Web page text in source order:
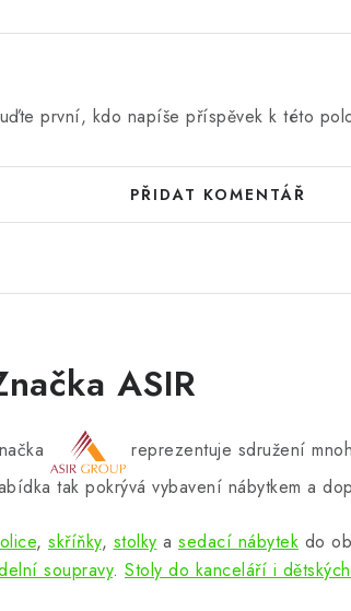
první, kdo napíše příspěvek k této
PŘIDAT KOMENTÁŘ
ASIR
reprezentuje sdružení
tak pokrývá vybavení nábytkem a
, skříňky, stolky a sedací nábytek do
soupravy. Stoly do kanceláří i